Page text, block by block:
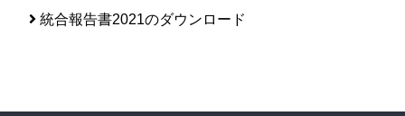
統合報告書2021のダウンロード